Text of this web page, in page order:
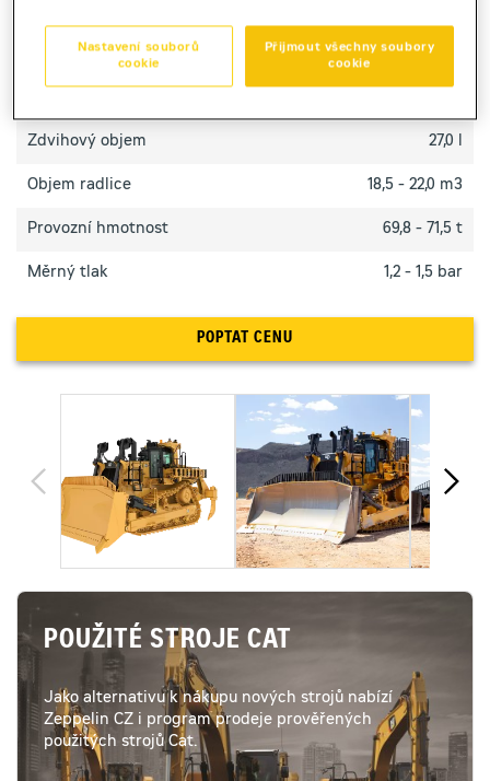
Zdvihový objem 27,0 l
Objem radlice 18,5 - 22,0 m3
Provozní hmotnost 69,8 - 71,5 t
Měrný tlak 1,2 - 1,5 bar
POPTAT CENU
POUŽITÉ STROJE CAT
Jako alternativu k nákupu nových strojů nabízí
Zeppelin CZ i program prodeje prověřených
použitých strojů Cat.
Přijmout všechny soubory
cookie
Nastavení souborů
cookie